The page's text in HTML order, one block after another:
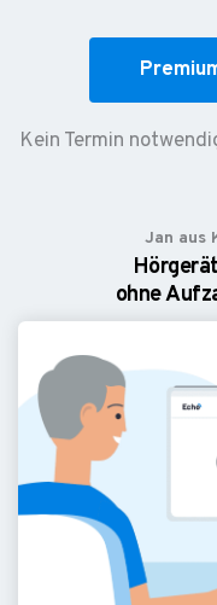
Kein Termin
Jan aus
ohne